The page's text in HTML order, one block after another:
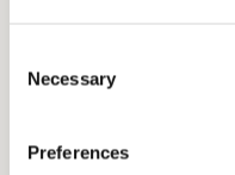
Necessary
Preferences
Pointen her er lidt
Linnet Band sang: